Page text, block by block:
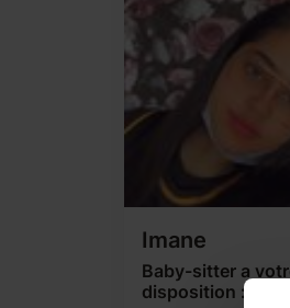
Imane
Baby-sitter a
disposition :)